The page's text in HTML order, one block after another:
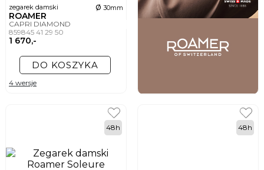
zegarek damski ø 30mm
ROAMER
CAPRI DIAMOND
859845 41 29 50
1 670,-
DO KOSZYKA
4 wersje
48h 48h